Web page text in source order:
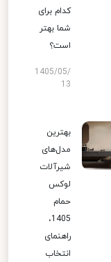
کدام برای
شما بهتر
است؟
1405/05/
13
بهترین
مدل‌های
شیرآلات
لوکس
حمام
1405،
راهنمای
انتخاب